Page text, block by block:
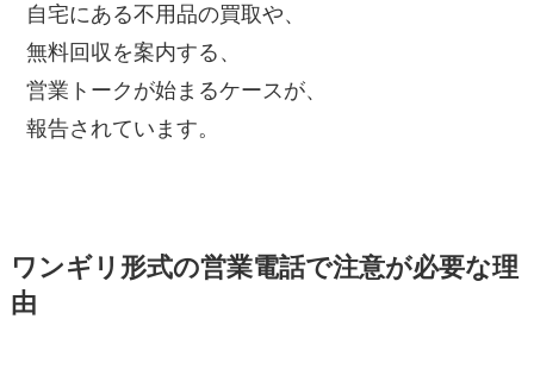
自宅にある不用品の買取や、
無料回収を案内する、
営業トークが始まるケースが、
報告されています。
ワンギリ形式の営業電話で注意が必要な理
由